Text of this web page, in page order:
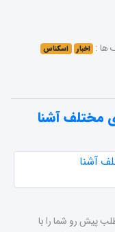
ها : اخبار
اسکناس
مختلف آشنا
پیش رو شما را با